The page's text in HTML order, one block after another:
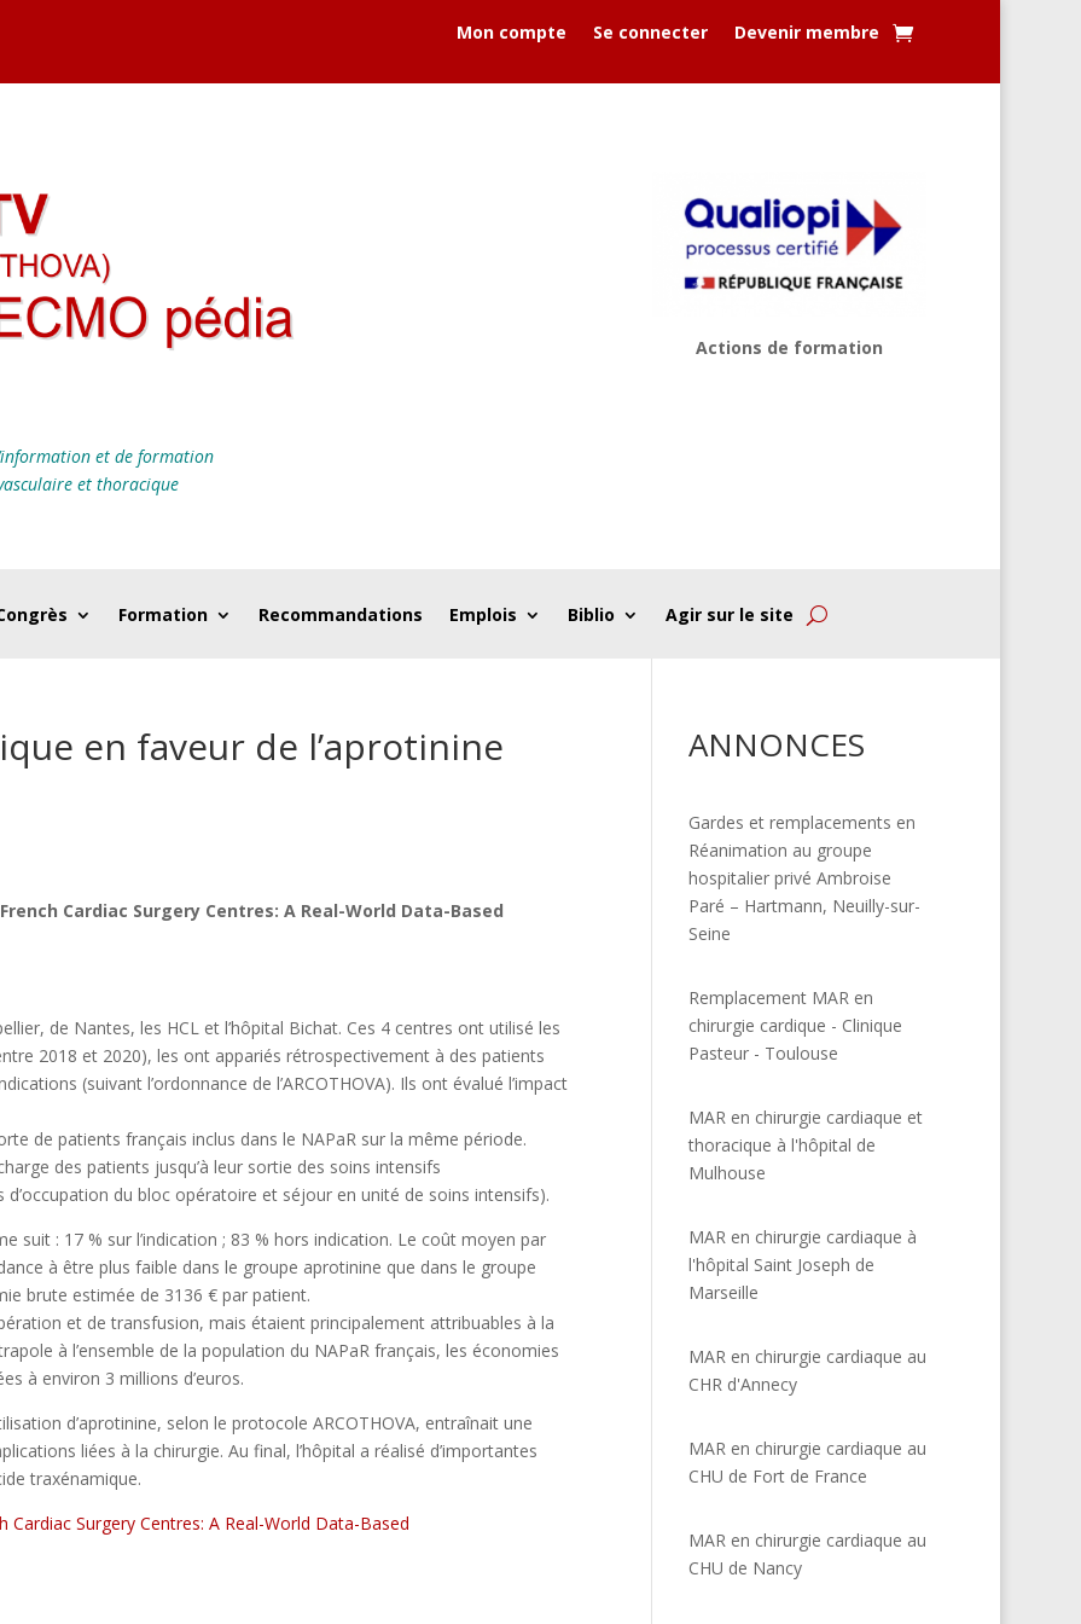
Mon compte Se connecter Devenir membre
et de formation
et thoracique
Actions de formation
Formation Recommandations Emplois Biblio Agir sur le site
en faveur de l’aprotinine
Cardiac Surgery Centres: A Real-World Data-Based
de Nantes, les HCL et l’hôpital Bichat. Ces 4 centres ont utilisé les
2018 et 2020), les ont appariés rétrospectivement à des patients
(suivant l’ordonnance de l’ARCOTHOVA). Ils ont évalué l’impact
de patients français inclus dans le NAPaR sur la même période.
des patients jusqu’à leur sortie des soins intensifs
du bloc opératoire et séjour en unité de soins intensifs).
suit : 17 % sur l’indication ; 83 % hors indication. Le coût moyen par
à être plus faible dans le groupe aprotinine que dans le groupe
brute estimée de 3136 € par patient.
et de transfusion, mais étaient principalement attribuables à la
à l’ensemble de la population du NAPaR français, les économies
à environ 3 millions d’euros.
d’aprotinine, selon le protocole ARCOTHOVA, entraînait une
liées à la chirurgie. Au final, l’hôpital a réalisé d’importantes
traxénamique.
Surgery Centres: A Real-World Data-Based
ANNONCES
Gardes et remplacements en
Réanimation au groupe
hospitalier privé Ambroise
Paré – Hartmann, Neuilly-sur-
Seine
Remplacement MAR en
chirurgie cardique - Clinique
Pasteur - Toulouse
MAR en chirurgie cardiaque et
thoracique à l'hôpital de
Mulhouse
MAR en chirurgie cardiaque à
l'hôpital Saint Joseph de
Marseille
MAR en chirurgie cardiaque au
CHR d'Annecy
MAR en chirurgie cardiaque au
CHU de Fort de France
MAR en chirurgie cardiaque au
CHU de Nancy